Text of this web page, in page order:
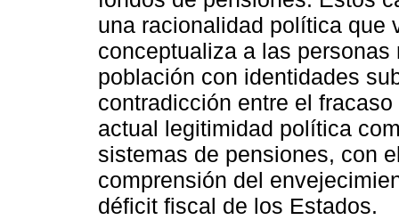
una racionalidad política que
conceptualiza a las
población con identidades
contradicción entre el
actual legitimidad política
sistemas de pensiones, con
comprensión del
déficit fiscal de los Estados.